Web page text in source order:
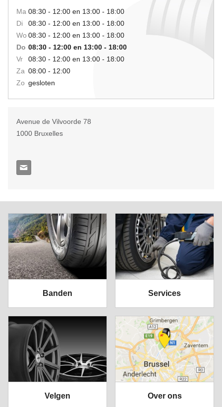
Ma 08:30 - 12:00 en 13:00 - 18:00
Di
08:30 - 12:00 en 13:00 - 18:00
Wo 08:30 - 12:00 en 13:00 - 18:00
Do 08:30 - 12:00 en 13:00 - 18:00
Vr
08:30 - 12:00 en 13:00 - 18:00
Za 08:00 - 12:00
Zo gesloten
Avenue de Vilvoorde 78
1000 Bruxelles
Banden Services
Velgen Over ons